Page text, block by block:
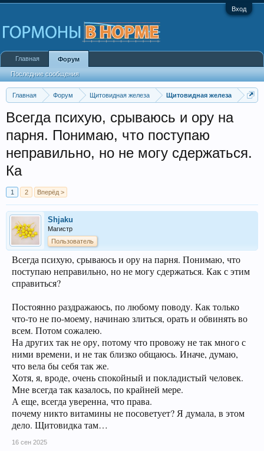
Вход
Главная Форум Щитовидная железа Щитовидная железа
Всегда психую, срываюсь и ору на
парня. Понимаю, что поступаю
неправильно, но не могу сдержаться.
Ка
1 2 Вперёд >
Shjaku
Магистр
Пользователь
Всегда психую, срываюсь и ору на парня. Понимаю, что
поступаю неправильно, но не могу сдержаться. Как с этим
справиться?
Постоянно раздражаюсь, по любому поводу. Как только
что-то не по-моему, начинаю злиться, орать и обвинять во
всем. Потом сожалею.
На других так не ору, потому что провожу не так много с
ними времени, и не так близко общаюсь. Иначе, думаю,
что вела бы себя так же.
Хотя, я, вроде, очень спокойный и покладистый человек.
Мне всегда так казалось, по крайней мере.
А еще, всегда уверенна, что права.
почему никто витамины не посоветует? Я думала, в этом
дело. Щитовидка там…
16 сен 2025
Главная Форум
Последние сообщения